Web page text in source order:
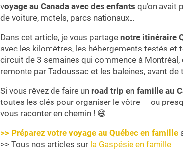
voyage au Canada avec des enfants qu’on avait
de voiture, motels, parcs nationaux…
Dans cet article, je vous partage notre itinéraire
avec les kilomètres, les hébergements testés et
circuit de 3 semaines qui commence à
remonte par Tadoussac et les baleines, avant de
Si vous rêvez de faire un road trip en famille au
toutes les clés pour organiser le vôtre — ou
vous raconter en chemin ! 😄
>> Préparez votre voyage au Québec en famille
>> Tous nos articles sur la Gaspésie en famille